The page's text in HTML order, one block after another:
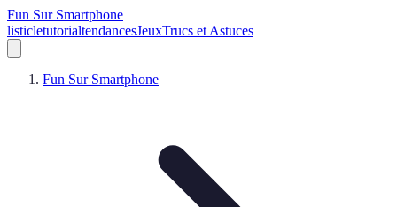
Fun Sur Smartphone
listicletutorialtendancesJeuxTrucs et Astuces
Fun Sur Smartphone